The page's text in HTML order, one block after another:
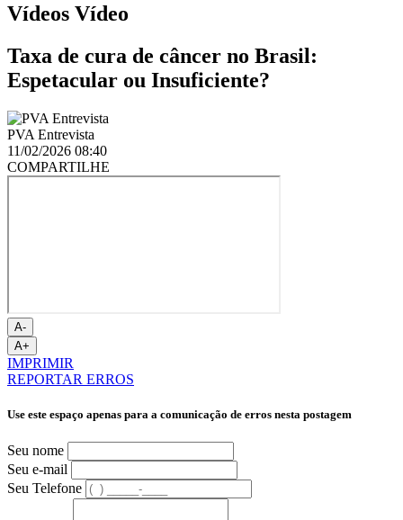
Vídeos Vídeo
Taxa de cura de câncer no Brasil:
Espetacular ou Insuficiente?
PVA Entrevista
11/02/2026 08:40
COMPARTILHE
A-
A+
IMPRIMIR
REPORTAR ERROS
Use este espaço apenas para a comunicação de erros nesta postagem
Seu nome
Seu e-mail
Seu Telefone